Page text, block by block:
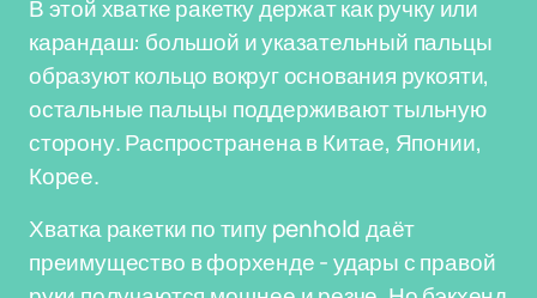
В этой хватке ракетку держат как ручку или
карандаш: большой и указательный пальцы
образуют кольцо вокруг основания рукояти,
остальные пальцы поддерживают тыльную
сторону. Распространена в Китае, Японии,
Корее.
Хватка ракетки по типу penhold даёт
преимущество в форхенде - удары с правой